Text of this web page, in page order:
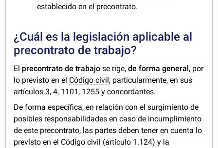
establecido en el precontrato.
¿Cuál es la legislación aplicable al
precontrato de trabajo?
El precontrato de trabajo se rige,de forma general, por
lo previsto en el Código civil; particularmente, en sus
artículos 3, 4, 1101, 1255 y concordantes.
De forma específica, en relación con el surgimiento de
posibles responsabilidades en caso de incumplimiento
de este precontrato, las partes deben tener en cuenta lo
previsto en el Código civil (artículo 1.124) y la